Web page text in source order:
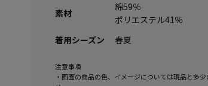
素材
綿59％
ポリエステル41％
着用シーズン
春夏
注意事項
・画面の商品の色、イメージについては現品と多